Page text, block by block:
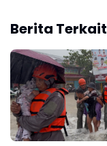
Berita Terkait